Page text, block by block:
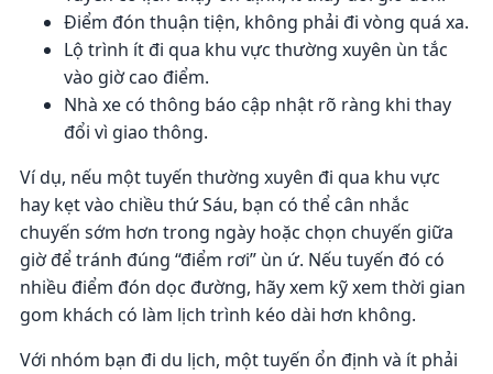
Điểm đón thuận tiện, không phải đi vòng quá xa.
Lộ trình ít đi qua khu vực thường xuyên ùn tắc
vào giờ cao điểm.
Nhà xe có thông báo cập nhật rõ ràng khi thay
đổi vì giao thông.
Ví dụ, nếu một tuyến thường xuyên đi qua khu vực
hay kẹt vào chiều thứ Sáu, bạn có thể cân nhắc
chuyến sớm hơn trong ngày hoặc chọn chuyến giữa
giờ để tránh đúng “điểm rơi” ùn ứ. Nếu tuyến đó có
nhiều điểm đón dọc đường, hãy xem kỹ xem thời gian
gom khách có làm lịch trình kéo dài hơn không.
Với nhóm bạn đi du lịch, một tuyến ổn định và ít phải